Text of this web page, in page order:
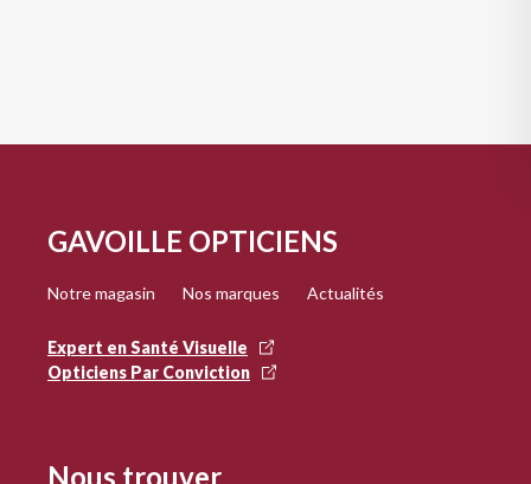
GAVOILLE OPTICIENS
Notre magasin Nos marques Actualités
Expert en Santé Visuelle
Opticiens Par Conviction
Nous trouver